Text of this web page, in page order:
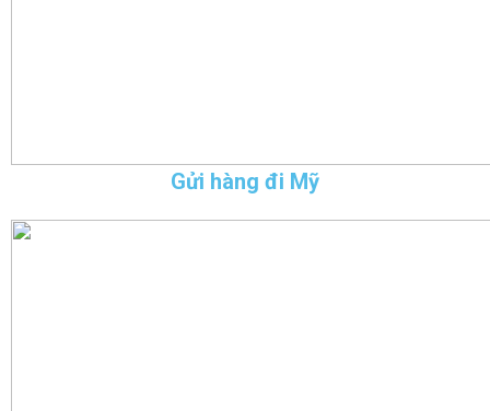
Gửi hàng đi Mỹ